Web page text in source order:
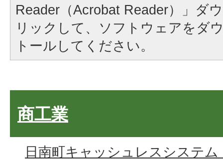
Reader（Acrobat Reader）」ダ
リックして、ソフトウェアをダ
トールしてください。
商工業
日南町キャッシュレスシステ